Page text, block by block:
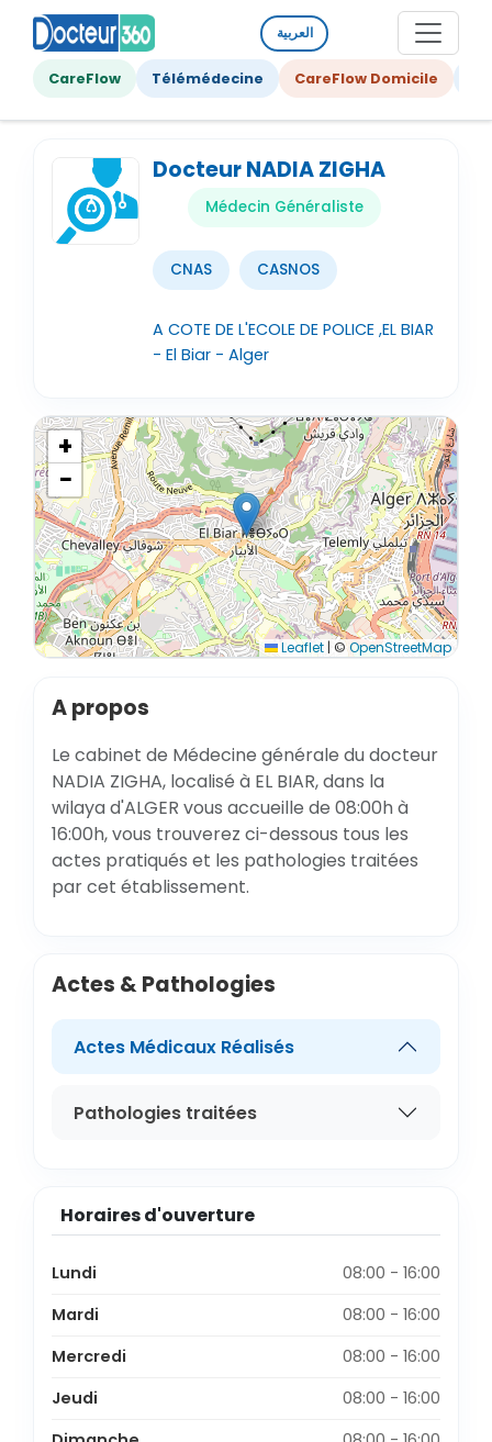
العربية
CareFlow Télémédecine CareFlow Domicile
Docteur NADIA ZIGHA
Médecin Généraliste
CNAS CASNOS
A COTE DE L'ECOLE DE POLICE ,EL BIAR
- El Biar - Alger
+
−
Leaflet | ©OpenStreetMap
A propos
Le cabinet de Médecine générale du docteur
NADIA ZIGHA, localisé à EL BIAR, dans la
wilaya d'ALGER vous accueille de 08:00h à
16:00h, vous trouverez ci-dessous tous les
actes pratiqués et les pathologies traitées
par cet établissement.
Actes & Pathologies
Actes Médicaux Réalisés
Pathologies traitées
Horaires d'ouverture
Lundi
08:00 - 16:00
Mardi
08:00 - 16:00
Mercredi
08:00 - 16:00
Jeudi
08:00 - 16:00